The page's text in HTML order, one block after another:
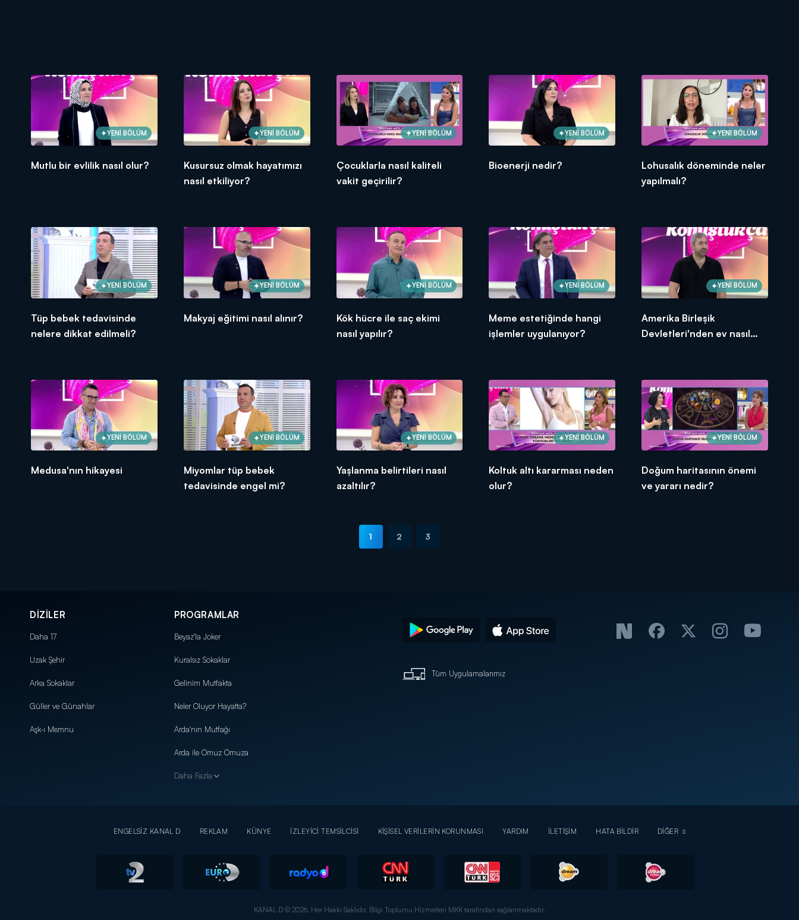
YENİ BÖLÜM
Mutlu bir evlilik nasıl olur?
YENİ BÖLÜM
Kusursuz olmak hayatımızı
nasıl etkiliyor?
YENİ BÖLÜM
Çocuklarla nasıl kaliteli
vakit geçirilir?
YENİ BÖLÜM
Bioenerji nedir?
YENİ BÖLÜM
Lohusalık döneminde neler
yapılmalı?
YENİ BÖLÜM
Tüp bebek tedavisinde
nelere dikkat edilmeli?
YENİ BÖLÜM
Makyaj eğitimi nasıl alınır?
YENİ BÖLÜM
Kök hücre ile saç ekimi
nasıl yapılır?
YENİ BÖLÜM
Meme estetiğinde hangi
işlemler uygulanıyor?
YENİ BÖLÜM
Amerika Birleşik
Devletleri'nden ev nasıl
YENİ BÖLÜM
Medusa'nın hikayesi
YENİ BÖLÜM
Miyomlar tüp bebek
tedavisinde engel mi?
YENİ BÖLÜM
Yaşlanma belirtileri nasıl
azaltılır?
YENİ BÖLÜM
Koltuk altı kararması neden
olur?
YENİ BÖLÜM
Doğum haritasının önemi
ve yararı nedir?
1 2 3
DİZİLER
Daha 17
Uzak Şehir
Arka Sokaklar
Güller ve Günahlar
Aşk-ı Memnu
PROGRAMLAR
Beyaz'la Joker
Kuralsız Sokaklar
Gelinim Mutfakta
Neler Oluyor Hayatta?
Arda'nın Mutfağı
Arda ile Omuz Omuza
Daha Fazla
Tüm Uygulamalarımız
ENGELSİZ KANAL D REKLAM KÜNYE İZLEYİCİ TEMSİLCİSİ KİŞİSEL VERİLERİN KORUNMASI YARDIM İLETİŞİM HATA BİLDİR DİĞER
KANAL D © 2026. Her Hakkı Saklıdır. Bilgi Toplumu Hizmetleri MKK tarafından sağlanmaktadır.